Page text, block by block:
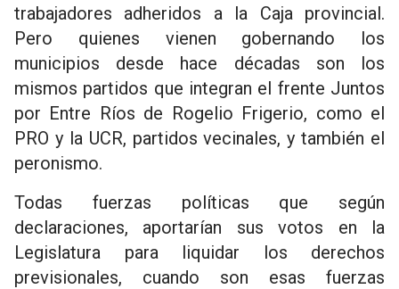
trabajadores adheridos a la Caja provincial.
Pero quienes vienen gobernando los
municipios desde hace décadas son los
mismos partidos que integran el frente Juntos
por Entre Ríos de Rogelio Frigerio, como el
PRO y la UCR, partidos vecinales, y también el
peronismo.
Todas fuerzas políticas que según
declaraciones, aportarían sus votos en la
Legislatura para liquidar los derechos
previsionales, cuando son esas fuerzas